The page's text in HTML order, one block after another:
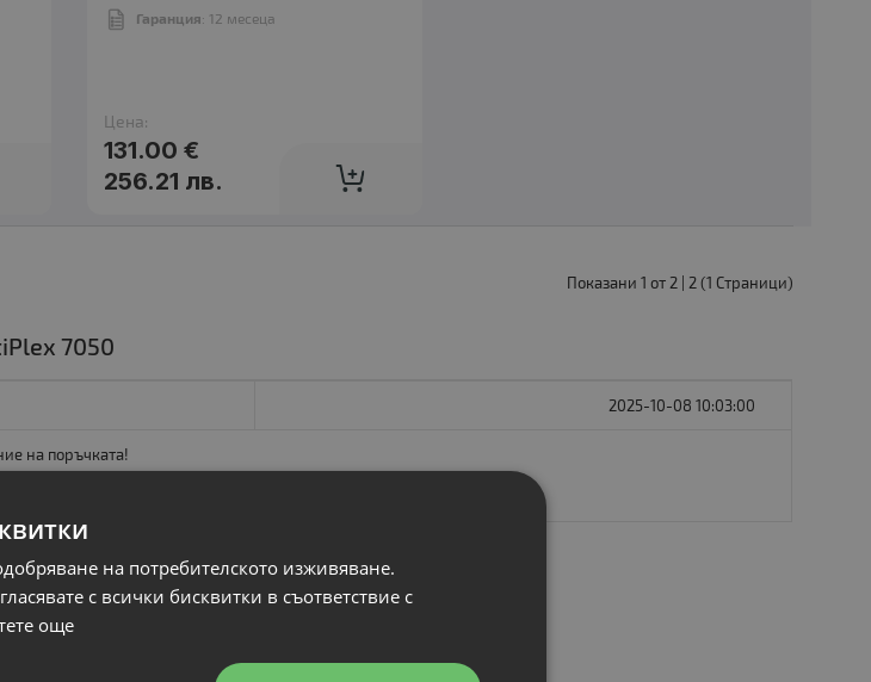
Гаранция: 12 месеца
Цена:
131.00 €
256.21 лв.
Показани 1 от 2 | 2 (1 Страници)
7050
2025-10-08 10:03:00
на поръчката!
на потребителското изживяване.
с всички бисквитки в съответствие с
още